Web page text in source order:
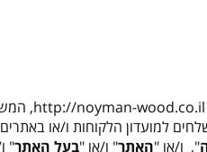
http://noyman-wood.co.il
,
למועדון הלקוחות ו/או
", ו/או "האתר" ו/או "בעל האתר"